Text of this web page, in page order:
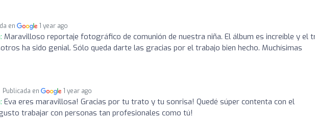
en 1 year ago
Maravilloso reportaje fotográfico de comunión de nuestra niña. El álbum es increíble y el
ha sido genial. Sólo queda darte las gracias por el trabajo bien hecho. Muchísimas
Publicada en 1 year ago
Eva eres maravillosa! Gracias por tu trato y tu sonrisa! Quedé súper contenta con el
trabajar con personas tan profesionales como tú!